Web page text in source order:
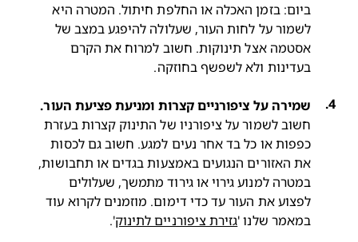
ביום: בזמן האכלה או החלפת חיתול. המטרה היא
לשמור על לחות העור, שעלולה להיפגע במצב של
אסטמה אצל תינוקות. חשוב למרוח את הקרם
בעדינות ולא לשפשף בחוזקה.
שמירה על ציפורניים קצרות ומניעת פציעת העור.
חשוב לשמור על ציפורניו של התינוק קצרות בעזרת
כפפות או כל בד אחר נעים למגע. חשוב גם לכסות
את האזורים הנגועים באמצעות בגדים או תחבושות,
במטרה למנוע גירוי או גירוד מתמשך, שעלולים
לפצוע את העור עד כדי דימום.
מוזמנים לקרוא עוד
במאמר שלנו 'גזירת ציפורניים לתינוק'.